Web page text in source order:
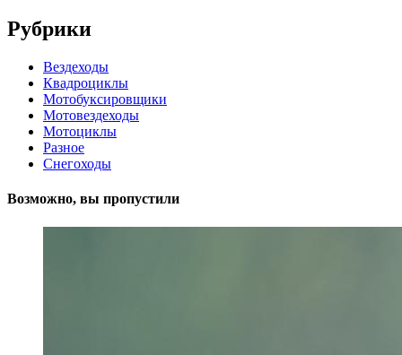
Рубрики
Вездеходы
Квадроциклы
Мотобуксировщики
Мотовездеходы
Мотоциклы
Разное
Снегоходы
Возможно, вы пропустили